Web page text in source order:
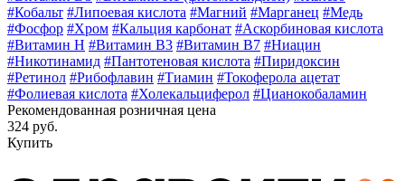
#Кобальт #Липоевая кислота #Магний #Марганец #Медь
#Фосфор #Хром #Кальция карбонат #Аскорбиновая кислота
#Витамин H #Витамин В3 #Витамин В7 #Ниацин
#Никотинамид #Пантотеновая кислота #Пиридоксин
#Ретинол #Рибофлавин #Тиамин #Токоферола ацетат
#Фолиевая кислота #Холекальциферол #Цианокобаламин
Рекомендованная розничная цена
324 руб.
Купить